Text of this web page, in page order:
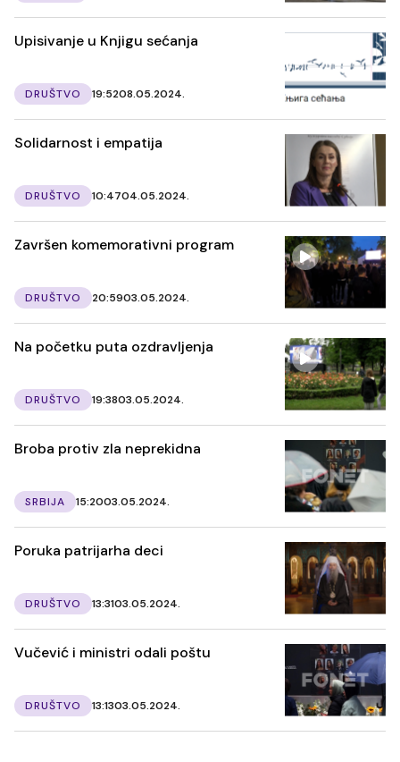
Upisivanje u Knjigu sećanja
DRUŠTVO 19:5208.05.2024.
Solidarnost i empatija
DRUŠTVO 10:4704.05.2024.
Završen komemorativni program
DRUŠTVO 20:5903.05.2024.
Na početku puta ozdravljenja
DRUŠTVO 19:3803.05.2024.
Broba protiv zla neprekidna
SRBIJA 15:2003.05.2024.
Poruka patrijarha deci
DRUŠTVO 13:3103.05.2024.
Vučević i ministri odali poštu
DRUŠTVO 13:1303.05.2024.